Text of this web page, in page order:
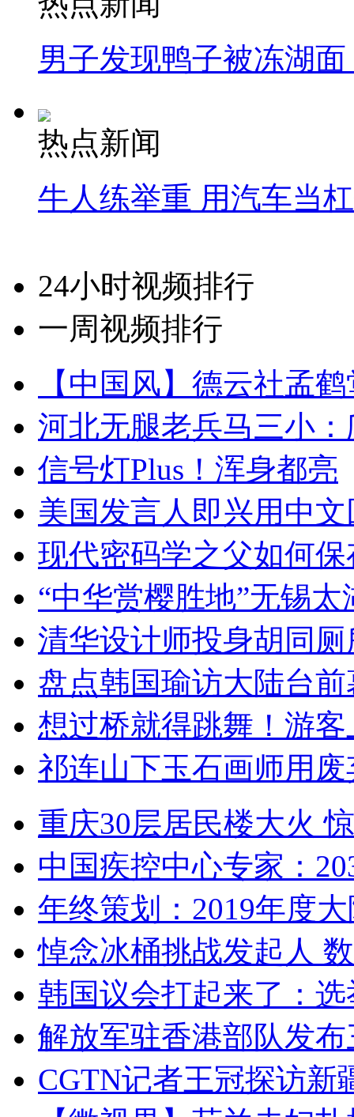
男子发现鸭子被冻湖
热点新闻
牛人练举重 用汽车当
24小时视频排行
一周视频排行
【中国风】德云社孟
河北无腿老兵马三小
信号灯Plus！浑身都亮
美国发言人即兴用中
现代密码学之父如何
“中华赏樱胜地”无锡
清华设计师投身胡同
盘点韩国瑜访大陆台
想过桥就得跳舞！游客
祁连山下玉石画师用
重庆30层居民楼大火
中国疾控中心专家：
年终策划：2019年度
悼念冰桶挑战发起人
韩国议会打起来了：
解放军驻香港部队发
CGTN记者王冠探访新